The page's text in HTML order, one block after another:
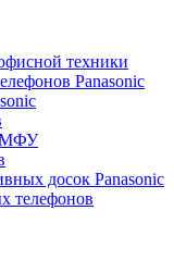
техники
Panasonic
МФУ
досок Panasonic
телефонов